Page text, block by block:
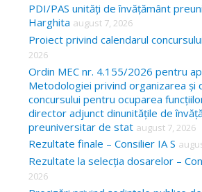
c
h
f
o
r
PDI/PAS unități de învățământ
Harghita august 7, 2026
Proiect privind calendarul
2026
Ordin MEC nr. 4.155/2026 pentru
Metodologiei privind organizarea și
concursului pentru ocuparea
director adjunct dinunitățile de
preuniversitar de stat august 7, 2026
Rezultate finale – Consilier IA S
Rezultate la selecția dosarelor –
2026